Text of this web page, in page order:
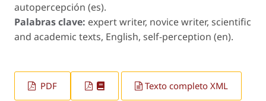
autopercepción (es).
Palabras clave: expert writer, novice writer, scientific
and academic texts, English, self-perception (en).
PDF Texto completo XML